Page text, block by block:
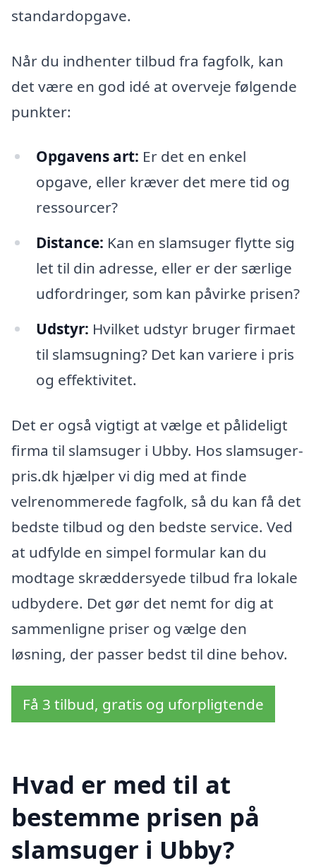
standardopgave.
Når du indhenter tilbud fra fagfolk, kan
det være en god idé at overveje følgende
punkter:
Opgavens art: Er det en enkel
opgave, eller kræver det mere tid og
ressourcer?
Distance: Kan en slamsuger flytte sig
let til din adresse, eller er der særlige
udfordringer, som kan påvirke prisen?
Udstyr: Hvilket udstyr bruger firmaet
til slamsugning? Det kan variere i pris
og effektivitet.
Det er også vigtigt at vælge et pålideligt
firma til slamsuger i Ubby. Hos slamsuger-
pris.dk hjælper vi dig med at finde
velrenommerede fagfolk, så du kan få det
bedste tilbud og den bedste service. Ved
at udfylde en simpel formular kan du
modtage skræddersyede tilbud fra lokale
udbydere. Det gør det nemt for dig at
sammenligne priser og vælge den
løsning, der passer bedst til dine behov.
Få 3 tilbud, gratis og uforpligtende
Hvad er med til at
bestemme prisen på
slamsuger i Ubby?